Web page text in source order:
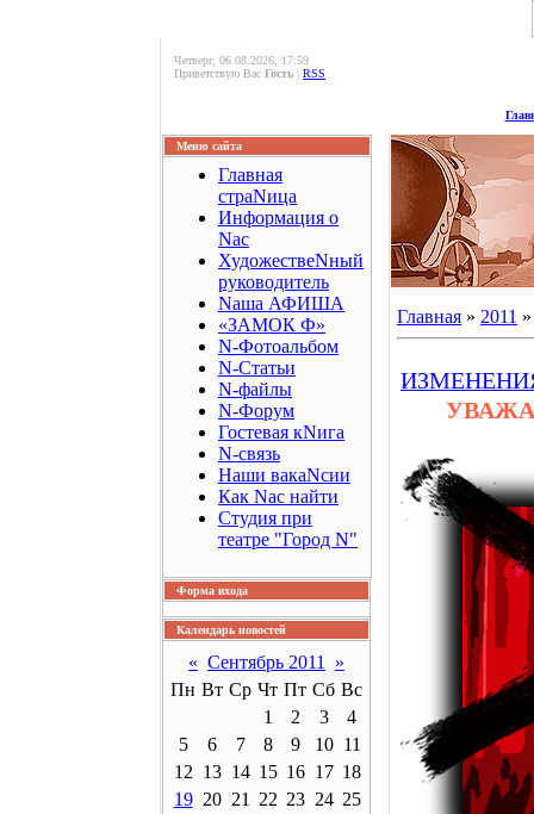
Четверг, 06.08.2026, 17:59
Приветствую Вас Гость | RSS
Меню сайта
Главная
страNица
Информация о
Nас
ХудожествеNный
руководитель
Nаша АФИША
«ЗАМОК Ф»
N-Фотоальбом
N-Статьи
N-файлы
N-Форум
Гостевая кNига
N-связь
Наши вакаNсии
Как Nас найти
Студия при
театре "Город N"
Форма входа
Календарь новостей
« Сентябрь 2011
»
Пн Вт Ср Чт Пт Сб Вс
1
2 3
4
5
6 7 8 9 10 11
12 13 14 15 16 17 18
19 20 21 22 23 24 25
Главная » 2011 »